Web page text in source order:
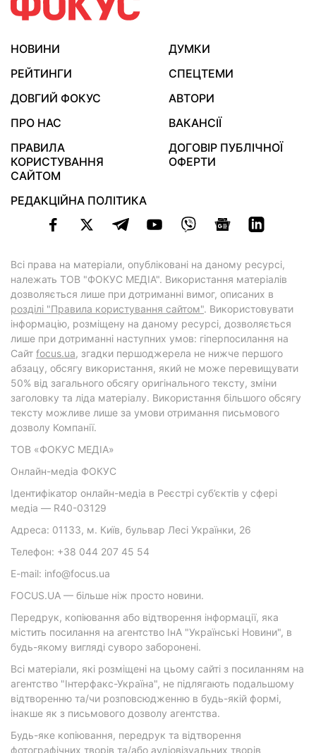
НОВИНИ
ДУМКИ
РЕЙТИНГИ
СПЕЦТЕМИ
ДОВГИЙ ФОКУС
АВТОРИ
ПРО НАС
ВАКАНСІЇ
ПРАВИЛА
КОРИСТУВАННЯ
САЙТОМ
ДОГОВІР ПУБЛІЧНОЇ
ОФЕРТИ
РЕДАКЦІЙНА ПОЛІТИКА
Всі права на матеріали, опубліковані на даному ресурсі,
належать ТОВ "ФОКУС МЕДІА". Використання матеріалів
дозволяється лише при дотриманні вимог, описаних в
розділі "Правила користування сайтом". Використовувати
інформацію, розміщену на даному ресурсі, дозволяється
лише при дотриманні наступних умов: гіперпосилання на
Cайт focus.ua, згадки першоджерела не нижче першого
абзацу, обсягу використання, який не може перевищувати
50% від загального обсягу оригінального тексту, зміни
заголовку та ліда матеріалу. Використання більшого обсягу
тексту можливе лише за умови отримання письмового
дозволу Компанії.
ТОВ «ФОКУС МЕДІА»
Онлайн-медіа ФОКУС
Ідентифікатор онлайн-медіа в Реєстрі суб’єктів у сфері
медіа — R40-03129
Адреса: 01133, м. Київ, бульвар Лесі Українки, 26
Телефон: +38 044 207 45 54
E-mail: info@focus.ua
FOCUS.UA — більше ніж просто новини.
Передрук, копіювання або відтворення інформації, яка
містить посилання на агентство ІнА "Українські Новини", в
будь-якому вигляді суворо заборонені.
Всі матеріали, які розміщені на цьому сайті з посиланням на
агентство "Інтерфакс-Україна", не підлягають подальшому
відтворенню та/чи розповсюдженню в будь-якій формі,
інакше як з письмового дозволу агентства.
Будь-яке копіювання, передрук та відтворення
фотографічних творів та/або аудіовізуальних творів